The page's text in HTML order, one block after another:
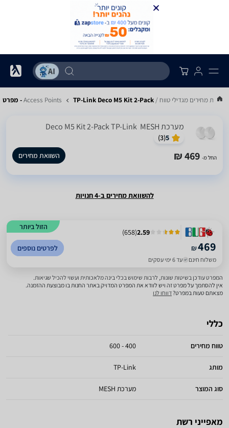
השוואת מחירים מגדילי טווח / Access Points TP-Link Deco M5 Kit 2-Pack - מפרט
מערכת MESH ‏ Deco M5 Kit 2-Pack TP-Link
5
(
3
)
החל מ- 469 ₪ השוואת מחירים
להשוואת מחירים ב-4 חנויות
הזול ביותר
2.59
(
658
)
₪469
משלוח חינם עד 6 ימי עסקים
לפרטים נוספים
המפרט עודכן בשיטות שונות, לרבות שימוש בכלי בינה מלאכותית ועשוי להכיל שגיאות.
אין להסתמך על מפרט זה ויש לוודא את המפרט המדויק באתר החנות בו מבוצעת ההזמנה.
מצאתם טעות במפרט?דווחו לנו
כללי
טווח מחירים 400 - 600
מותג TP-Link
סוג המוצר מערכת MESH
מאפייני רשת